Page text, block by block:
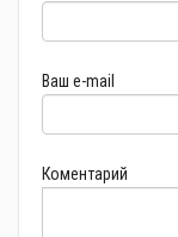
Ваш e-mail
Коментарий